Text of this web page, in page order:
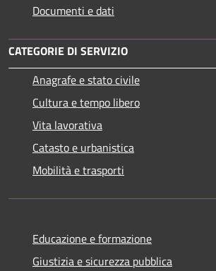
Documenti e dati
CATEGORIE DI SERVIZIO
Anagrafe e stato civile
Cultura e tempo libero
Vita lavorativa
Catasto e urbanistica
Mobilità e trasporti
Educazione e formazione
Giustizia e sicurezza pubblica